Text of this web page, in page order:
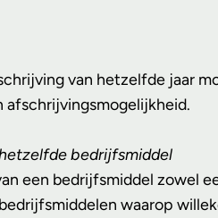
van hetzelfde jaar
afschrijvingsmogelijkheid.
bedrijfsmiddel
een bedrijfsmiddel zowel
waarop